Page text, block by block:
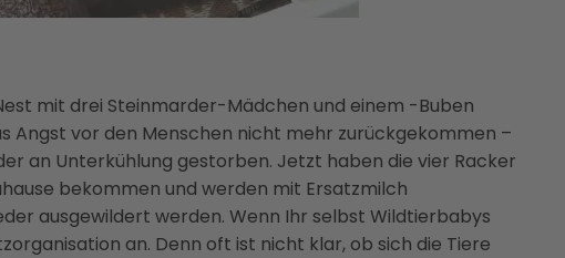
mit drei Steinmarder-Mädchen und einem -Buben
Angst vor den Menschen nicht mehr zurückgekommen –
an Unterkühlung gestorben. Jetzt haben die vier Racker
bekommen und werden mit Ersatzmilch
ausgewildert werden. Wenn Ihr selbst Wildtierbabys
an. Denn oft ist nicht klar, ob sich die Tiere